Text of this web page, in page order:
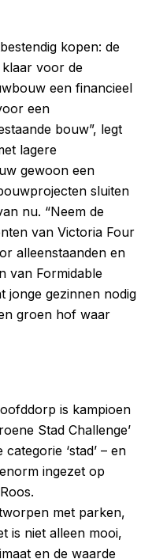
kopen: de
voor de
een financieel
een
bouw”, legt
lagere
gewoon een
sluiten
nu. “Neem de
van Victoria Four
alleenstaanden en
van Formidable
jonge gezinnen nodig
groen hof waar
is kampioen
Stad Challenge’
‘stad’ – en
ingezet op
met parken,
is niet alleen mooi,
en de waarde